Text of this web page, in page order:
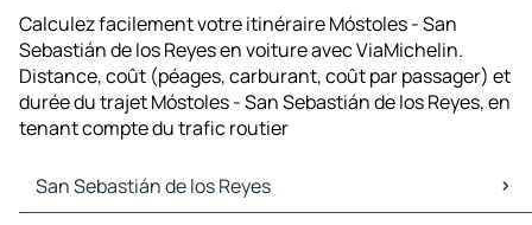
Calculez facilement votre itinéraire Móstoles - San
Sebastián de los Reyes en voiture avec ViaMichelin.
Distance, coût (péages, carburant, coût par passager) et
durée du trajet Móstoles - San Sebastián de los Reyes, en
tenant compte du trafic routier
San Sebastián de los Reyes